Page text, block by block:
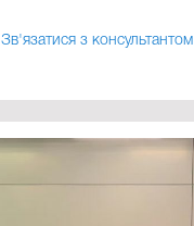
Зв'язатися з консультантом